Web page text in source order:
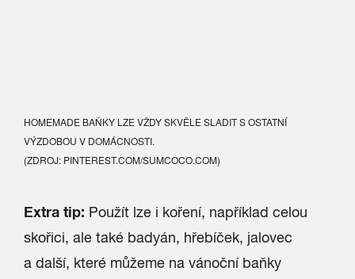
HOMEMADE BAŇKY LZE VŽDY SKVĚLE SLADIT S OSTATNÍ
VÝZDOBOU V DOMÁCNOSTI.
(ZDROJ: PINTEREST.COM/SUMCOCO.COM)
Extra tip: Použít lze i koření, například celou
skořici, ale také badyán, hřebíček, jalovec
a další, které můžeme na vánoční baňky